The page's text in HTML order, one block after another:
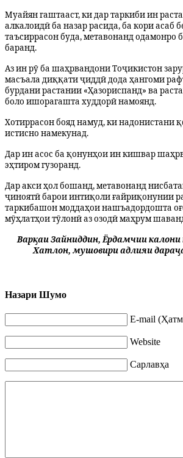
Муайян гаштааст, ки дар таркиби ин
алкалоидӣ ба назар расида, ба кори асаб
таъсиррасон буда, метавонанд одамонро
баранд.
Аз ин рӯ ба шаҳрвандони Тоҷикистон
масъала диққати ҷиддӣ дода ҳангоми
бурдани растании «Ҳазориспанд» ва
боло ишорагашта худдорӣ намоянд.
Хотиррасон бояд намуд, ки надонистани
истисно намекунад.
Дар ин асос ба қонунҳои ин кишвар
эҳтиром гузоранд.
Дар акси ҳол бошанд, метавонанд
ҷиноятӣ барои интиқоли ғайриқонунии
таркибашон моддаҳои нашъадордошта
мӯҳлатҳои тӯлонӣ аз озодӣ маҳрум
Варқаи Зайниддин, Ёрдамчии
Хатлон, мушовири адлияи
Назари Шумо
E-mail
Website
Сарлавҳа